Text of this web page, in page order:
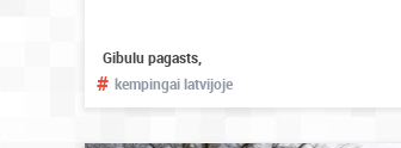
Gibulu pagasts,
# kempingai latvijoje